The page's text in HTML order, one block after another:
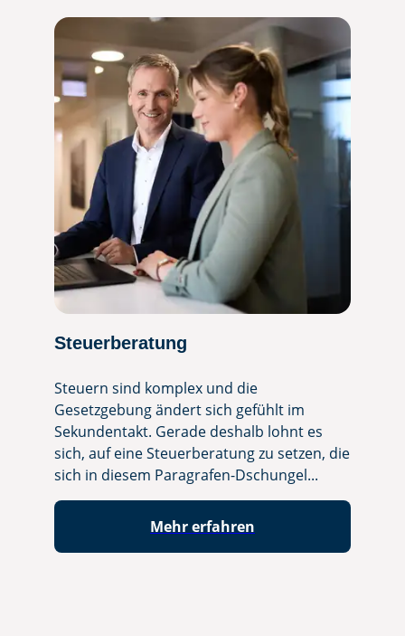
Steuerberatung
Steuern sind komplex und die
Gesetzgebung ändert sich gefühlt im
Sekundentakt. Gerade deshalb lohnt es
sich, auf eine Steuerberatung zu setzen, die
sich in diesem Paragrafen-Dschungel...
Mehr erfahren